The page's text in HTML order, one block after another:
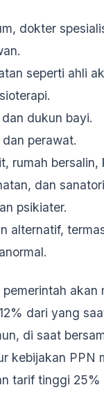
dokter
seperti ahli
dukun bayi.
perawat.
rumah
dan
psikiater.
alternatif,
akan
dari yang
di saat
kebijakan PPN
tarif tinggi 25%